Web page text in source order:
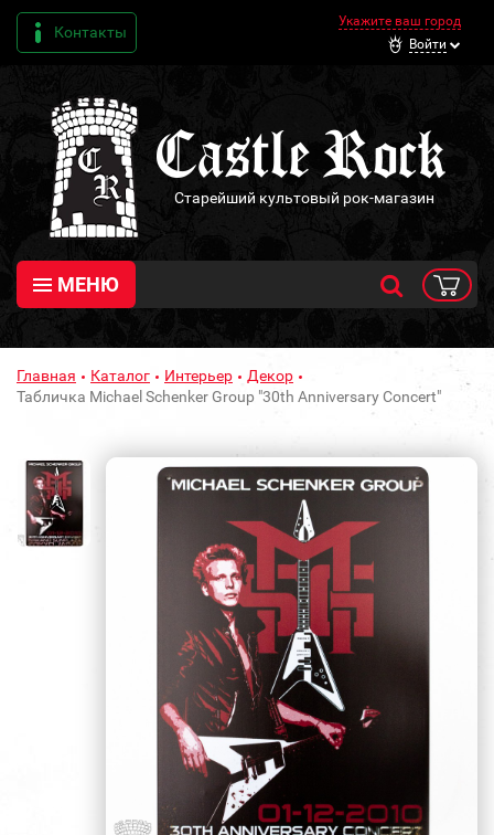
Контакты
Укажите ваш город
Войти
Старейший культовый рок-магазин
МЕНЮ
Главная Каталог Интерьер
Декор
Табличка Michael Schenker Group "30th Anniversary Concert"